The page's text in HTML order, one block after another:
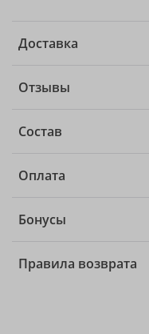
Доставка
Отзывы
Состав
Оплата
Бонусы
Правила возврата